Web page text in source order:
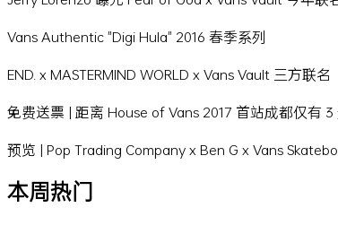
Vans Authentic "Digi Hula" 2016 春季系列
END. x MASTERMIND WORLD x Vans Vault 三方联名
免费送票 | 距离 House of Vans 2017 首站成都仅有 3
预览 | Pop Trading Company x Ben G x Vans
本周热门